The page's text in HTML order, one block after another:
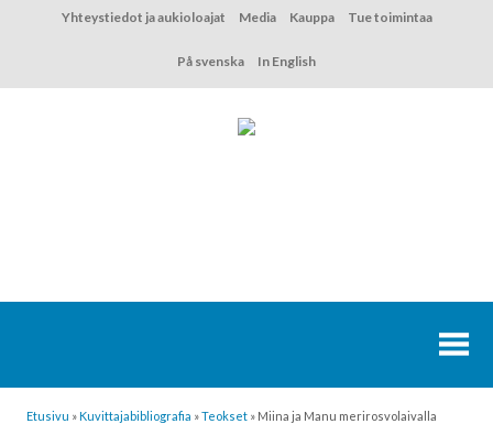
Yhteystiedot ja aukioloajat Media Kauppa Tue toimintaa
På svenska In English
Etusivu »Kuvittaja­bibliografia »Teokset » Miina ja Manu merirosvolaivalla